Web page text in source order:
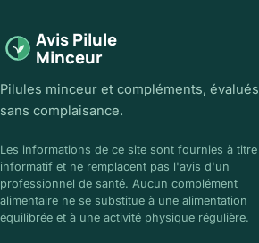
Avis Pilule
Minceur
Pilules minceur et compléments, évalués
sans complaisance.
Les informations de ce site sont fournies à titre
informatif et ne remplacent pas l'avis d'un
professionnel de santé. Aucun complément
alimentaire ne se substitue à une alimentation
équilibrée et à une activité physique régulière.